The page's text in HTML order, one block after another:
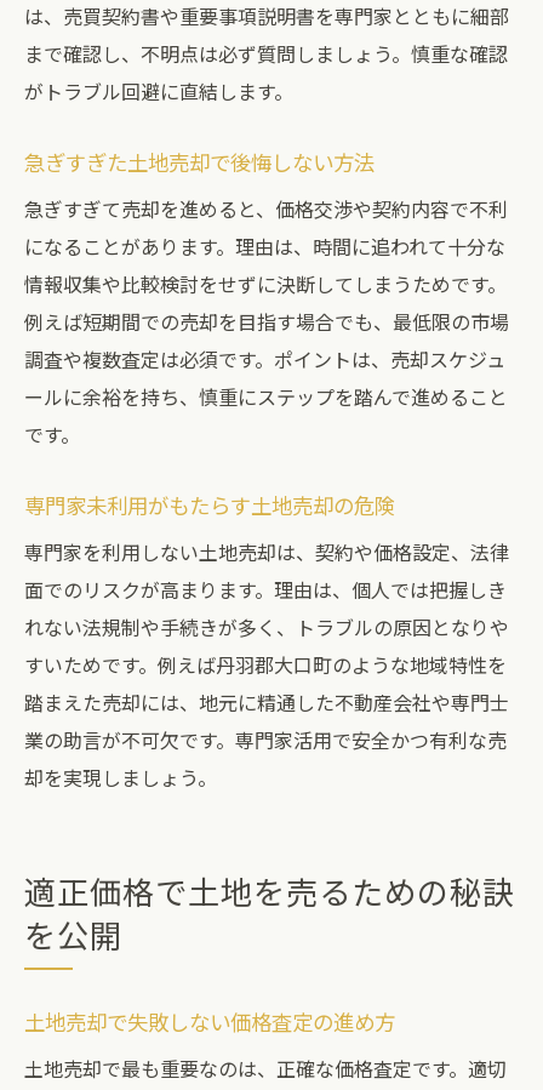
は、売買契約書や重要事項説明書を専門家とともに細部
まで確認し、不明点は必ず質問しましょう。慎重な確認
がトラブル回避に直結します。
急ぎすぎた土地売却で後悔しない方法
急ぎすぎて売却を進めると、価格交渉や契約内容で不利
になることがあります。理由は、時間に追われて十分な
情報収集や比較検討をせずに決断してしまうためです。
例えば短期間での売却を目指す場合でも、最低限の市場
調査や複数査定は必須です。ポイントは、売却スケジュ
ールに余裕を持ち、慎重にステップを踏んで進めること
です。
専門家未利用がもたらす土地売却の危険
専門家を利用しない土地売却は、契約や価格設定、法律
面でのリスクが高まります。理由は、個人では把握しき
れない法規制や手続きが多く、トラブルの原因となりや
すいためです。例えば丹羽郡大口町のような地域特性を
踏まえた売却には、地元に精通した不動産会社や専門士
業の助言が不可欠です。専門家活用で安全かつ有利な売
却を実現しましょう。
適正価格で土地を売るための秘訣
を公開
土地売却で失敗しない価格査定の進め方
土地売却で最も重要なのは、正確な価格査定です。適切